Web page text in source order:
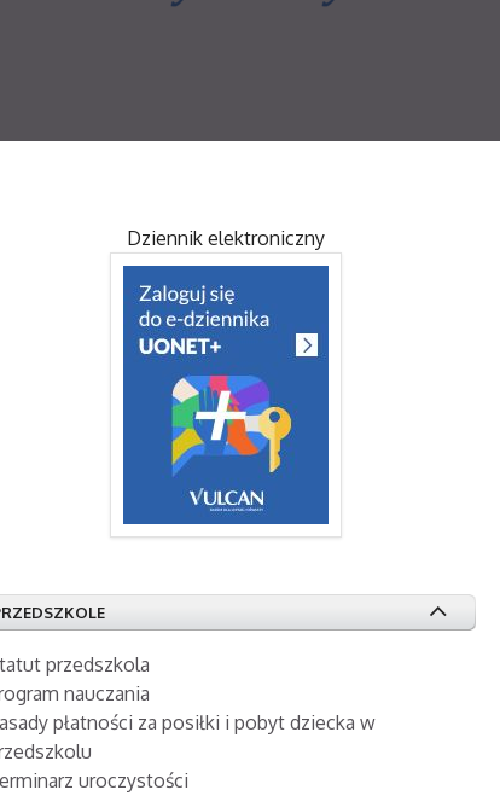
Dziennik elektroniczny
przedszkola
nauczania
płatności za posiłki i pobyt dziecka w
uroczystości